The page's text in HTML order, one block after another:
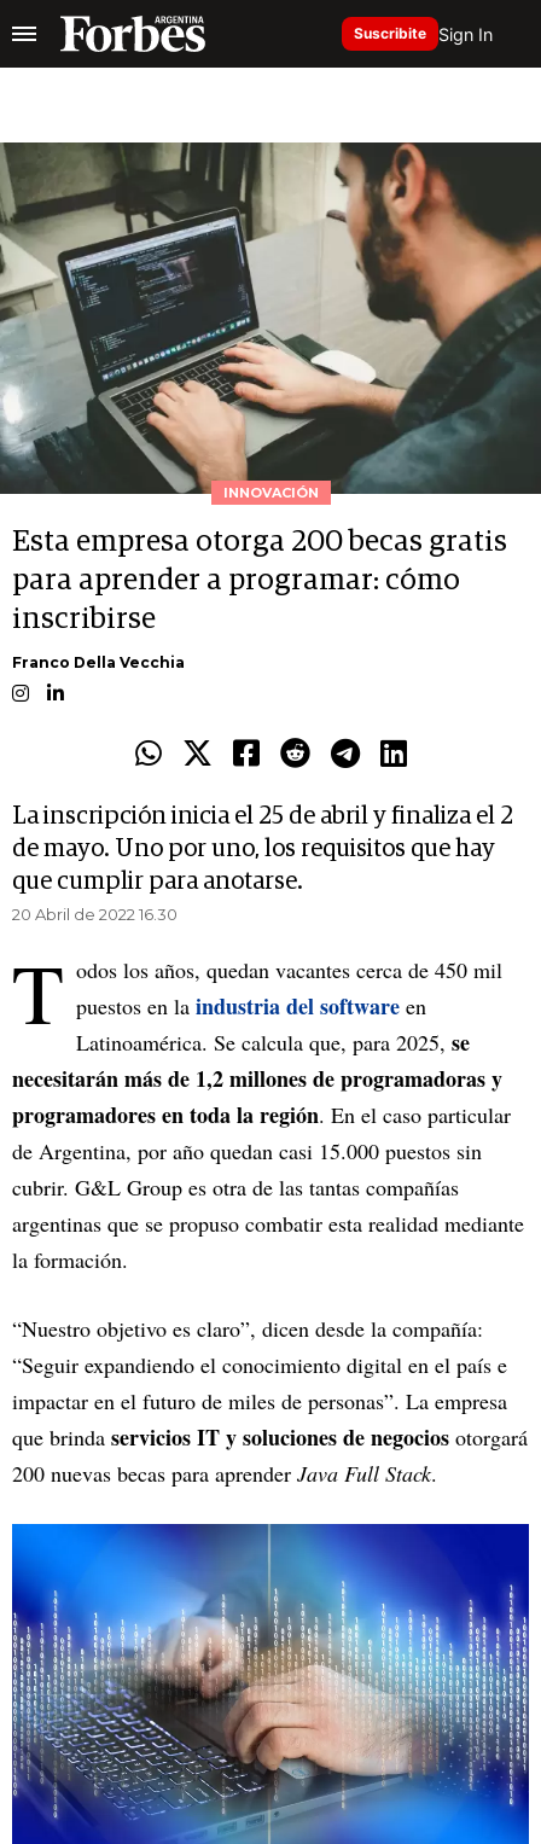
Suscribite Sign In
INNOVACIÓN
Esta empresa otorga 200 becas gratis
para aprender a programar: cómo
inscribirse
Franco Della Vecchia
La inscripción inicia el 25 de abril y finaliza el 2
de mayo. Uno por uno, los requisitos que hay
que cumplir para anotarse.
20 Abril de 2022 16.30
T odos los años, quedan vacantes cerca de 450 mil
puestos en la industria del software en
Latinoamérica. Se calcula que, para 2025, se
necesitarán más de 1,2 millones de programadoras y
programadores en toda la región. En el caso particular
de Argentina, por año quedan casi 15.000 puestos sin
cubrir. G&L Group es otra de las tantas compañías
argentinas que se propuso combatir esta realidad mediante
la formación.
“Nuestro objetivo es claro”, dicen desde la compañía:
“Seguir expandiendo el conocimiento digital en el país e
impactar en el futuro de miles de personas”. La empresa
que brinda servicios IT y soluciones de negocios otorgará
200 nuevas becas para aprender Java Full Stack.